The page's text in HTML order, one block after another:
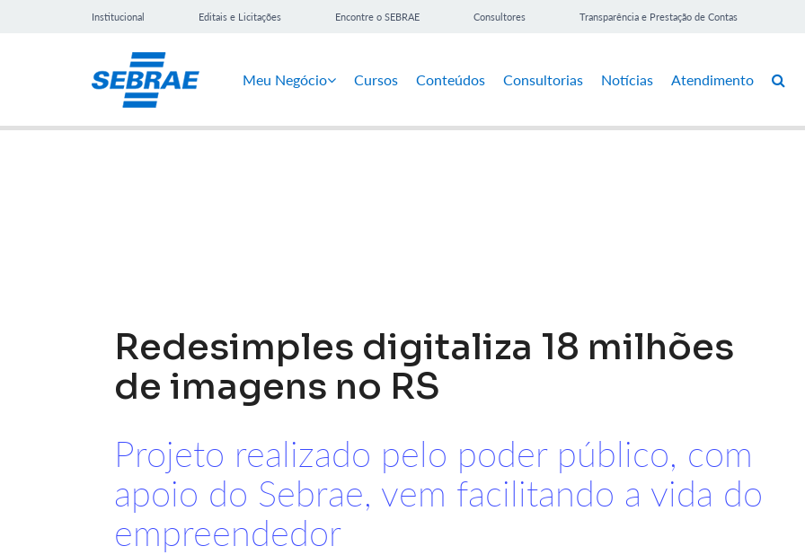
Institucional Editais e Licitações Encontre o SEBRAE Consultores Transparência e Prestação de Contas
Meu Negócio Cursos Conteúdos Consultorias Notícias Atendimento
Redesimples digitaliza 18 milhões
de imagens no RS
Projeto realizado pelo poder público, com
apoio do Sebrae, vem facilitando a vida do
empreendedor